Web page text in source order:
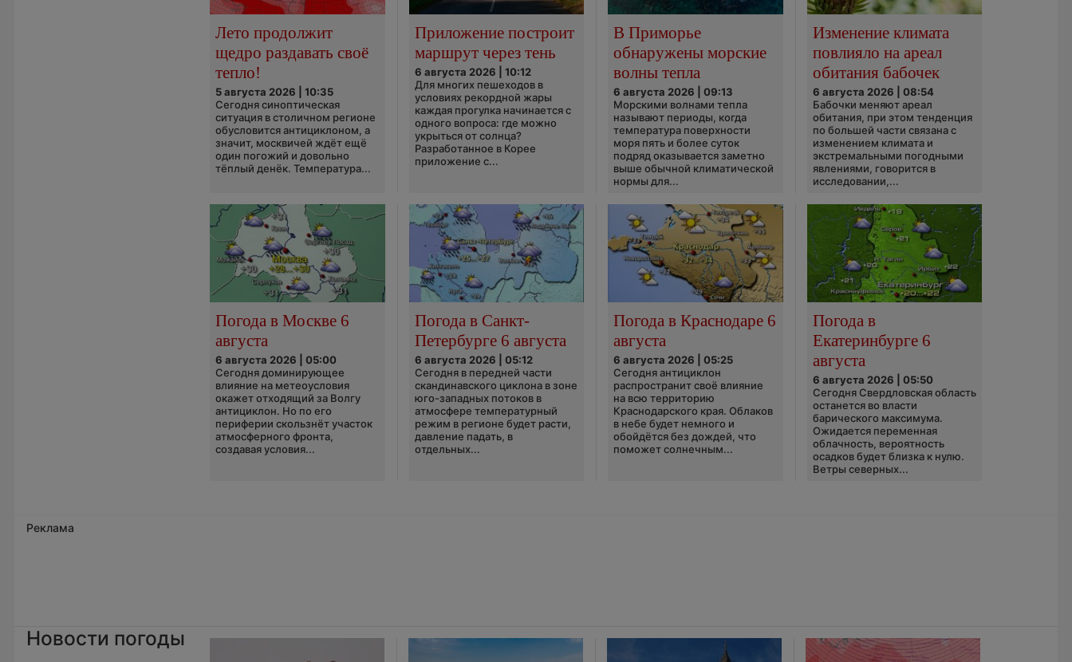
Лето продолжит
щедро раздавать своё
тепло!
5 августа 2026 | 10:35
Сегодня синоптическая
ситуация в столичном регионе
обусловится антициклоном, а
значит, москвичей ждёт ещё
один погожий и довольно
тёплый денёк. Температура...
Приложение построит
маршрут через тень
6 августа 2026 | 10:12
Для многих пешеходов в
условиях рекордной жары
каждая прогулка начинается с
одного вопроса: где можно
укрыться от солнца?
Разработанное в Корее
приложение с...
В Приморье
обнаружены морские
волны тепла
6 августа 2026 | 09:13
Морскими волнами тепла
называют периоды, когда
температура поверхности
моря пять и более суток
подряд оказывается заметно
выше обычной климатической
нормы для...
Изменение климата
повлияло на ареал
обитания бабочек
6 августа 2026 | 08:54
Бабочки меняют ареал
обитания, при этом тенденция
по большей части связана с
изменением климата и
экстремальными погодными
явлениями, говорится в
исследовании,...
Погода в Москве 6
августа
6 августа 2026 | 05:00
Сегодня доминирующее
влияние на метеоусловия
окажет отходящий за Волгу
антициклон. Но по его
периферии скользнёт участок
атмосферного фронта,
создавая условия...
Погода в Санкт-
Петербурге 6 августа
6 августа 2026 | 05:12
Сегодня в передней части
скандинавского циклона в зоне
юго-западных потоков в
атмосфере температурный
режим в регионе будет расти,
давление падать, в
отдельных...
Погода в Краснодаре 6
августа
6 августа 2026 | 05:25
Сегодня антициклон
распространит своё влияние
на всю территорию
Краснодарского края. Облаков
в небе будет немного и
обойдётся без дождей, что
поможет солнечным...
Погода в
Екатеринбурге 6
августа
6 августа 2026 | 05:50
Сегодня Свердловская область
останется во власти
барического максимума.
Ожидается переменная
облачность, вероятность
осадков будет близка к нулю.
Ветры северных...
Реклама
Новости погоды